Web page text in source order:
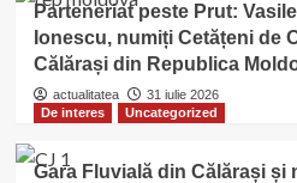
Parteneriat peste Prut:
Ionescu, numiți Cetățeni de
Călărași din Republica
actualitatea
31 iulie 2026
De interes
Uncategorized
Gara Fluvială din Călărași